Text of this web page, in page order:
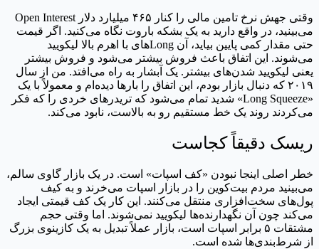
وقتی جهش نرخ تامین مالی را کنار ۴۶۵ میلیارد دلار Open Interest
می‌بینید، در واقع دارید به یک بشکه باروت نگاه می‌کنید. اگر قیمت
حتی مقدار کمی پایین بیاید، آن Longهای با اهرم بالا لیکویید
می‌شوند. این اتفاق باعث فروش بیشتر می‌شود و فروش بیشتر
یعنی لیکویید شدن‌های بیشتر. یک آبشار به راه می‌افتد. من از سال
۲۰۱۹ که دنبال بازار بودم، این اتفاق را بارها دیده‌ام و معمولاً با یک
«Long Squeeze» شدید تمام می‌شود که تریدرهای خردی را که فکر
می‌کردند روند یک خط مستقیم رو به بالاست، نابود می‌کند.
ریسک دقیقاً کجاست
خطر اصلی اینجا نبودن «کف اسپات» است. در یک بازار گاوی سالم،
می‌بینید مردم بیت‌کوین را در بازار اسپات می‌خرند و به کیف
پول‌های سخت‌افزاری منتقل می‌کنند. این کار یک کف قیمتی ایجاد
می‌کند چون آن نگهدارنده‌ها لیکویید نمی‌شوند. اما وقتی حجم
مشتقات ۵ برابر اسپات است، بازار عملاً تبدیل به یک کازینوی بزرگ
از شرط‌بندی‌ها شده است.